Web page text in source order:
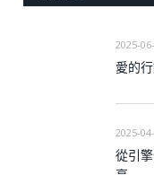
2025-
愛的
2025-
從引